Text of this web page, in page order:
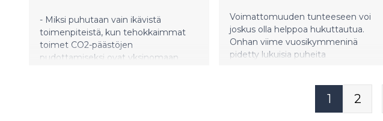
- Miksi puhutaan vain ikävistä
toimenpiteistä, kun tehokkaimmat
toimet CO2-päästöjen
pudottamiseksi ovat yksinomaan
Voimattomuuden tunteeseen voi
joskus olla helppoa hukuttautua.
Onhan viime vuosikymmeninä
pidetty lukuisia puheita
maapallon todella lämpenevän
ihmisten toimien seurauksesta sekä
1 2